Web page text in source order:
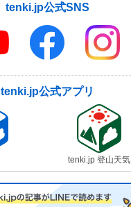
tenki.jp公式SNS
tenki.jp公式アプリ
tenki.jp 登山天気